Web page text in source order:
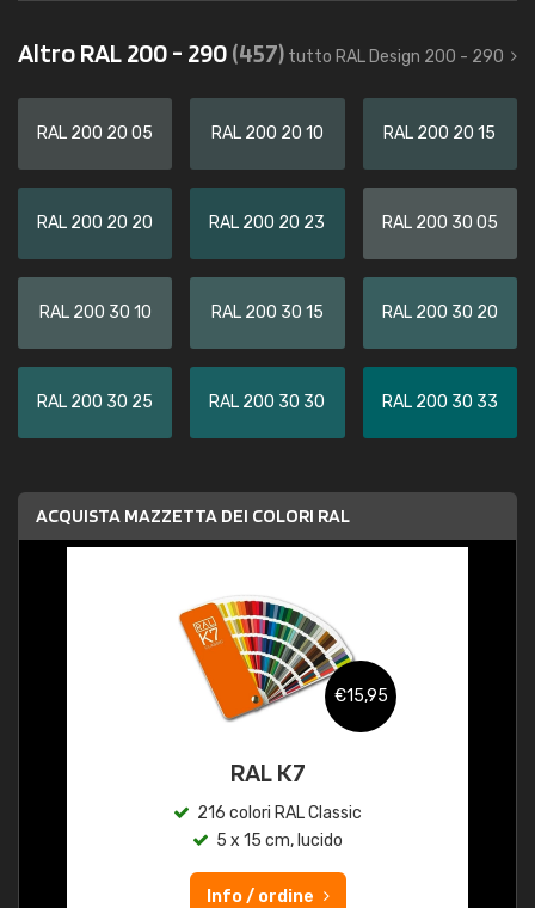
Altro RAL 200 - 290(457) tutto RAL Design 200 - 290
RAL 200 20 05 RAL 200 20 10 RAL 200 20 15
RAL 200 20 20 RAL 200 20 23 RAL 200 30 05
RAL 200 30 10 RAL 200 30 15 RAL 200 30 20
RAL 200 30 25 RAL 200 30 30 RAL 200 30 33
ACQUISTA MAZZETTA DEI COLORI RAL
€15,95
RAL K7
216 colori RAL Classic
5 x 15 cm, lucido
Info / ordine